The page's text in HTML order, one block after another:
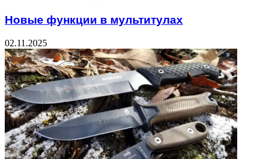
Новые функции в мультитулах
02.11.2025